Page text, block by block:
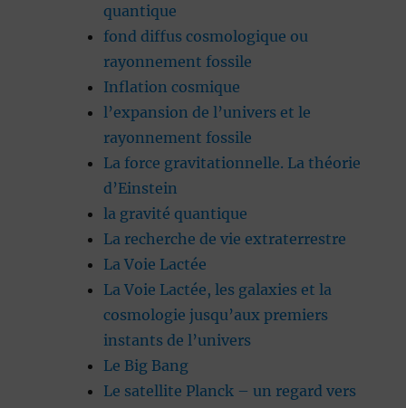
quantique
fond diffus cosmologique ou
rayonnement fossile
Inflation cosmique
l’expansion de l’univers et le
rayonnement fossile
La force gravitationnelle. La théorie
d’Einstein
la gravité quantique
La recherche de vie extraterrestre
La Voie Lactée
La Voie Lactée, les galaxies et la
cosmologie jusqu’aux premiers
instants de l’univers
Le Big Bang
Le satellite Planck – un regard vers